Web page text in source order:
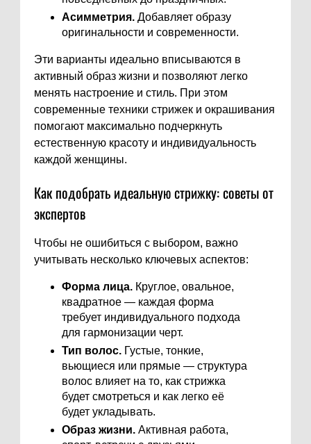
Асимметрия. Добавляет образу
оригинальности и современности.
Эти варианты идеально вписываются в
активный образ жизни и позволяют легко
менять настроение и стиль. При этом
современные техники стрижек и окрашивания
помогают максимально подчеркнуть
естественную красоту и индивидуальность
каждой женщины.
Как подобрать идеальную стрижку: советы от
экспертов
Чтобы не ошибиться с выбором, важно
учитывать несколько ключевых аспектов:
Форма лица. Круглое, овальное,
квадратное — каждая форма
требует индивидуального подхода
для гармонизации черт.
Тип волос. Густые, тонкие,
вьющиеся или прямые — структура
волос влияет на то, как стрижка
будет смотреться и как легко её
будет укладывать.
Образ жизни. Активная работа,